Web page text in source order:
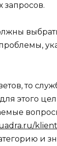
то
этого
и